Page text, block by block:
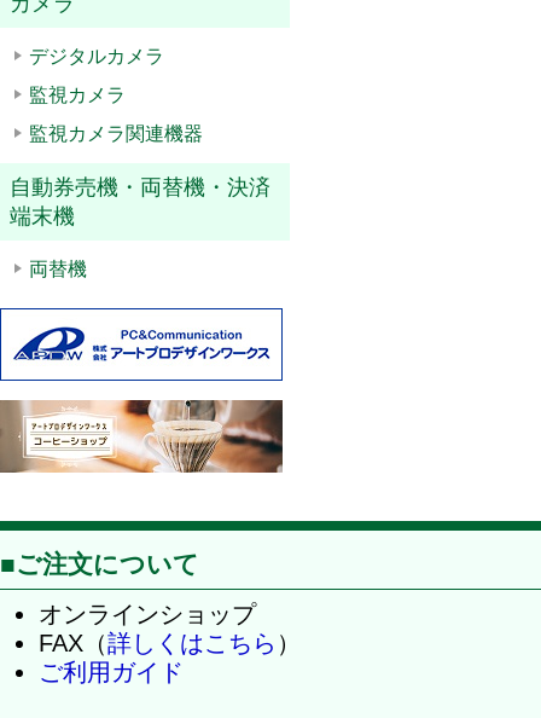
デジタルカメラ
監視カメラ
監視カメラ関連機器
自動券売機・両替機・決済
端末機
両替機
■ご注文について
オンラインショップ
FAX（詳しくはこちら ）
ご利用ガイド